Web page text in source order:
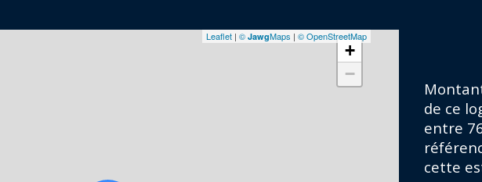
+
−
Leaflet |©JawgMaps |© OpenStreetMap
de ce
entre
cette